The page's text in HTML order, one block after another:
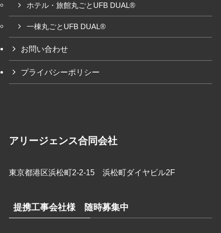
ホテル・旅館丸ごとUFB DUAL®
一棟丸ごとUFB DUAL®
お問い合わせ
プライバシーポリシー
アリージェンス合同会社
東京都港区浜松町2-2-15 浜松町ダイヤビル2F
提携工事会社様 随時募集中